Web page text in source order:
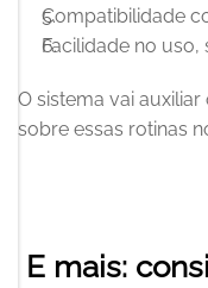
Compatibilidade
Facilidade no
O sistema vai
sobre essas rotinas
E mais: